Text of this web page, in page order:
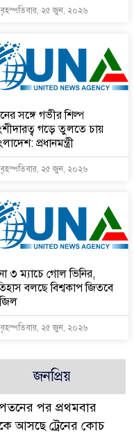
বৃহস্পতিবার, ২৫ জুন, ২০২৬
সঙ্গে গভীর শিল্প
গড়ে তুলতে চায়
প্রধানমন্ত্রী
বৃহস্পতিবার, ২৫ জুন, ২০২৬
৩ ম্যাচে গোল ভিনির,
বলছে বিশ্বকাপ জিতবে
বৃহস্পতিবার, ২৫ জুন, ২০২৬
জনপ্রিয়
পর প্রথমবার
আসছে ট্রেনের কোচ